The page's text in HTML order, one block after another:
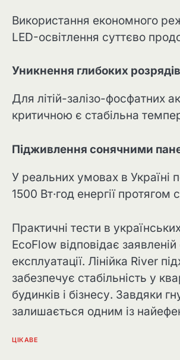
Використання економного
LED-освітлення суттєво
Уникнення глибоких розрядів
Для літій-залізо-фосфатних
критичною є стабільна
Підживлення сонячними
У реальних умовах в Україні
1500 Вт·год енергії
Практичні тести в
EcoFlow відповідає
експлуатації. Лінійка River
забезпечує стабільність у
будинків і бізнесу. Завдяки
залишається одним із
ЦІКАВЕ